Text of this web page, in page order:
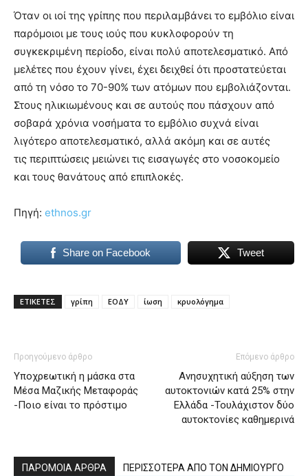
Όταν οι ιοί της γρίπης που περιλαμβάνει το εμβόλιο είναι
παρόμοιοι με τους ιούς που κυκλοφορούν τη
συγκεκριμένη περίοδο, είναι πολύ αποτελεσματικό. Από
μελέτες που έχουν γίνει, έχει δειχθεί ότι προστατεύεται
από τη νόσο το 70-90% των ατόμων που εμβολιάζονται.
Στους ηλικιωμένους και σε αυτούς που πάσχουν από
σοβαρά χρόνια νοσήματα το εμβόλιο συχνά είναι
λιγότερο αποτελεσματικό, αλλά ακόμη και σε αυτές
τις περιπτώσεις μειώνει τις εισαγωγές στο νοσοκομείο
και τους θανάτους από επιπλοκές.
Πηγή: ethnos.gr
Share on Facebook Tweet
ΕΤΙΚΕΤΕΣ γρίπη ΕΟΔΥ ίωση κρυολόγημα
Προηγούμενο άρθρο
Υποχρεωτική η μάσκα στα
Μέσα Μαζικής Μεταφοράς
-Ποιο είναι το πρόστιμο
Επόμενο άρθρο
Ανησυχητική αύξηση των
αυτοκτονιών κατά 25% στην
Ελλάδα -Τουλάχιστον δύο
αυτοκτονίες καθημερινά
ΠΑΡΟΜΟΙΑ ΑΡΘΡΑ ΠΕΡΙΣΣΟΤΕΡΑ ΑΠΟ ΤΟΝ ΔΗΜΙΟΥΡΓΟ